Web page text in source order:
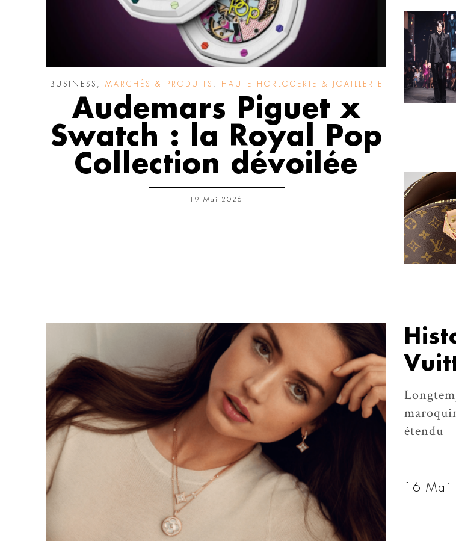
BUSINESS MARCHÉS & PRODUITS HAUTE HORLOGERIE & JOAILLERIE
Audemars Piguet x
Swatch : la Royal Pop
Collection dévoilée
19 Mai 2026
étendu
16 Mai